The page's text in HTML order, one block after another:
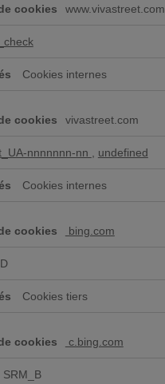
www.vivastreet.com
Cookies internes
vivastreet.com
nnnnnnn-nn undefined
Cookies internes
bing.com
Cookies tiers
c.bing.com
SRM_B